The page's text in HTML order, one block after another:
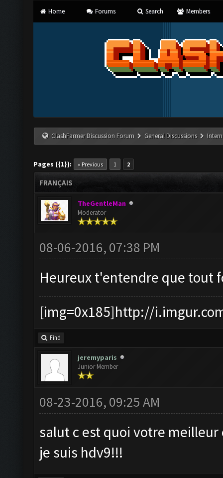
Home Forums Search Members
ClashFarmer Discussion Forum General Discussions
Pages ({1}): « Previous 1 2
FRANÇAIS
TheGentleMan
Moderator
08-06-2016, 07:38 PM
Heureux t'entendre que tout
[img=0x185]http://
Find
jeremyparis
Junior Member
08-23-2016, 09:25 AM
salut c est quoi votre
je suis hdv9!!!